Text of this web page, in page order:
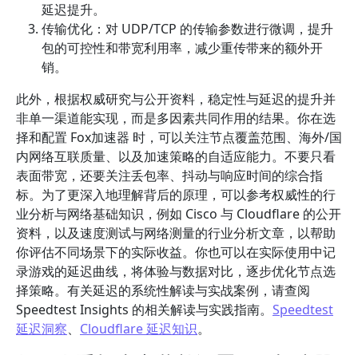
延迟提升。
传输优化：对 UDP/TCP 的传输参数进行微调，提升
包的可控性和带宽利用率，减少重传带来的额外开
销。
此外，根据权威研究与公开资料，稳定性与延迟的提升并
非单一渠道能实现，而是多因素共同作用的结果。你在选
择和配置 Fox加速器 时，可以关注节点覆盖范围、海外/国
内网络互联质量、以及加速策略的自适应能力。不要只看
表面带宽，还要关注丢包率、抖动与响应时间的综合指
标。为了更深入地理解背后的原理，可以参考权威性的行
业分析与网络基础知识，例如 Cisco 与 Cloudflare 的公开
资料，以及速度测试与网络测量的行业分析文章，以帮助
你评估不同场景下的实际收益。你也可以在实际使用中记
录游戏的延迟曲线，将体验与数据对比，逐步优化节点选
择策略。有关延迟的系统性解读与实战案例，请查阅
Speedtest Insights 的相关解读与实践指南。 Speedtest
延迟洞察、 Cloudflare 延迟知识。